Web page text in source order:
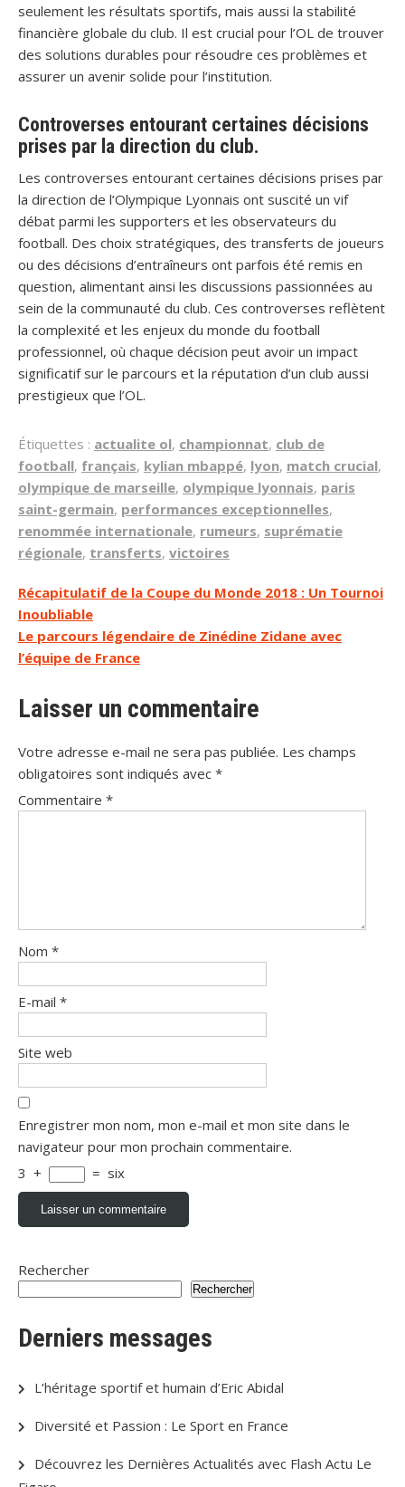
seulement les résultats sportifs, mais aussi la stabilité
financière globale du club. Il est crucial pour l’OL de trouver
des solutions durables pour résoudre ces problèmes et
assurer un avenir solide pour l’institution.
Controverses entourant certaines décisions
prises par la direction du club.
Les controverses entourant certaines décisions prises par
la direction de l’Olympique Lyonnais ont suscité un vif
débat parmi les supporters et les observateurs du
football. Des choix stratégiques, des transferts de joueurs
ou des décisions d’entraîneurs ont parfois été remis en
question, alimentant ainsi les discussions passionnées au
sein de la communauté du club. Ces controverses reflètent
la complexité et les enjeux du monde du football
professionnel, où chaque décision peut avoir un impact
significatif sur le parcours et la réputation d’un club aussi
prestigieux que l’OL.
Étiquettes : actualite ol, championnat, club de
football, français, kylian mbappé, lyon, match crucial,
olympique de marseille, olympique lyonnais, paris
saint-germain, performances exceptionnelles,
renommée internationale, rumeurs, suprématie
régionale, transferts, victoires
Navigation
de
l’article
Récapitulatif de la Coupe du Monde 2018 : Un Tournoi
Inoubliable
Le parcours légendaire de Zinédine Zidane avec
l’équipe de France
Laisser un commentaire
Votre adresse e-mail ne sera pas publiée. Les champs
obligatoires sont indiqués avec *
Commentaire *
Nom *
E-mail *
Site web
Enregistrer mon nom, mon e-mail et mon site dans le
navigateur pour mon prochain commentaire.
3 + = six
Rechercher
Rechercher
Derniers messages
L’héritage sportif et humain d’Eric Abidal
Diversité et Passion : Le Sport en France
Découvrez les Dernières Actualités avec Flash Actu Le